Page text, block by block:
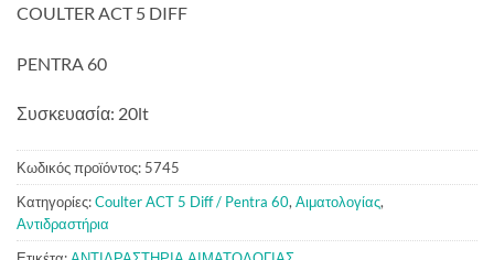
COULTER ACT 5 DIFF
PENTRA 60
Συσκευασία: 20lt
Κωδικός προϊόντος: 5745
Κατηγορίες:Coulter ACT 5 Diff / Pentra 60, Αιματολογίας,
Αντιδραστήρια